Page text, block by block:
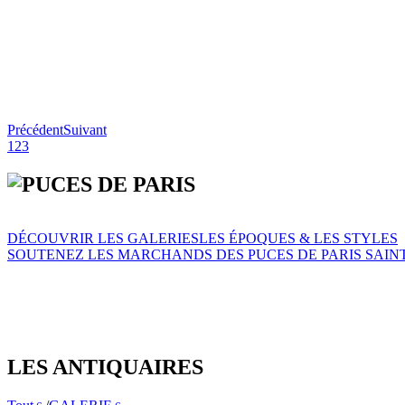
PrécédentSuivant
1 23
DÉCOUVRIR LES GALERIESLES ÉPOQUES & LES STYLES
SOUTENEZ LES MARCHANDS DES PUCES DE PARIS
LES ANTIQUAIRES